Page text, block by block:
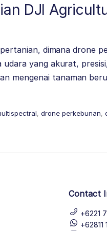
DJI
dimana drone
yang akurat,
mengenai tanaman
, drone perkebunan,
Contact
+6221